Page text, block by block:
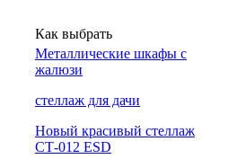
Как выбрать
Металлические шкафы с
жалюзи
cтеллаж для дачи
Новый красивый стеллаж
СТ-012 ESD